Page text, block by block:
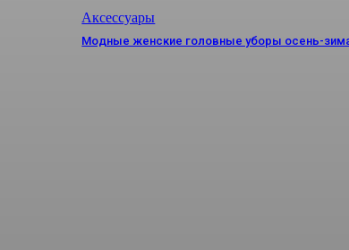
Аксессуары
Модные женские головные уборы осень-зима